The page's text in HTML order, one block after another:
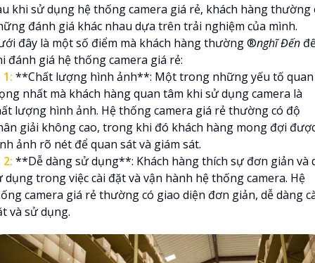
khi sử dụng hệ thống camera giá rẻ, khách hàng thường
đánh giá khác nhau dựa trên trải nghiệm của mình.
đây là một số điểm mà khách hàng thường ®️nghĩ Đến
đánh giá hệ thống camera giá rẻ:
1: **Chất lượng hình ảnh**: Một trong những yếu tố quan
nhất mà khách hàng quan tâm khi sử dụng camera là
lượng hình ảnh. Hệ thống camera giá rẻ thường có độ
giải không cao, trong khi đó khách hàng mong đợi
ảnh rõ nét để quan sát và giám sát.
2: **Dễ dàng sử dụng**: Khách hàng thích sự đơn giản và
dụng trong việc cài đặt và vận hành hệ thống camera. Hệ
camera giá rẻ thường có giao diện đơn giản, dễ dàng
và sử dụng.